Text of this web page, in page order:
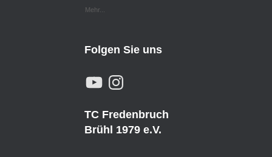
Mehr...
Folgen Sie uns
Y
O
U
B
E
N
A
G
R
A
TC Fredenbruch
Brühl 1979 e.V.